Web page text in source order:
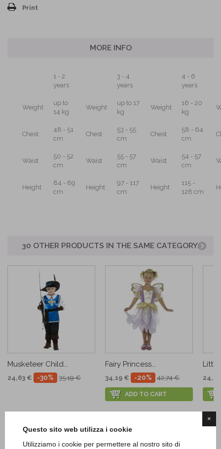
×
Questo sito web utilizza i cookie
Utilizziamo i cookie per permettere al nostro sito di
Print
MORE INFO
1 - 2
years
3 - 4
years
4 - 6
years
Weight
up to
14 kg
Weight
up to 17
kg
Weight
16 - 20
kg
Chest
48 - 51
cm
Chest
53 - 55
cm
Chest
58 - 64
cm
Waist
50 - 52
cm
Waist
55 - 57
cm
Waist
54 - 57
cm
Height
84 - 89
cm
Height
97 - 117
cm
Height
115 -
128 cm
30 OTHER PRODUCTS IN THE SAME CATEGORY:
Musketeer Child...
24,63 € -30% 35,19 €
Fairy Princess...
34,19 € -20% 42,74 €
ADD TO CART